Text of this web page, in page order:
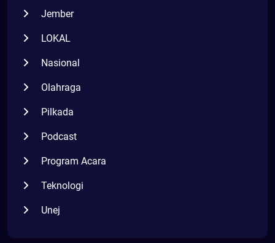
Jember
LOKAL
Nasional
Olahraga
Pilkada
Podcast
Program Acara
Teknologi
Unej